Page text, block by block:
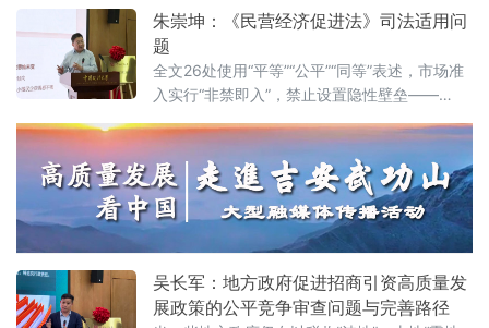
法治化水
行会长鲍世超6月7日在中国政法大学法治化营
商环境建设与数字金融研究中心揭牌仪式既同
期举办的“法治筑基、商业有序——地方政府促
进招商引资和高质量发展路径”法治化营商环境
建设（公益）大讲堂2026首期活动上，以企业
家视角道出法治化营商环境的真谛：“一个
朱崇坤：《民营经济促进法》司法适用问
题
全文26处使用“平等”“公平”“同等”表述，市场准
入实行“非禁即入”，禁止设置隐性壁垒——
经济促进法》被寄予厚望。然而，北京企业法
治与发展研究会副会长朱崇坤6月7日在中国政
法大学法治化营商环境建设与数字金融研究中
心揭牌仪式既同期举办的“法治筑基、商业有序
——地方政府促进招商引资和高质量发展路
吴长军：地方政府促进招商引资高质量发
展政策的公平竞争审查问题与完善路径